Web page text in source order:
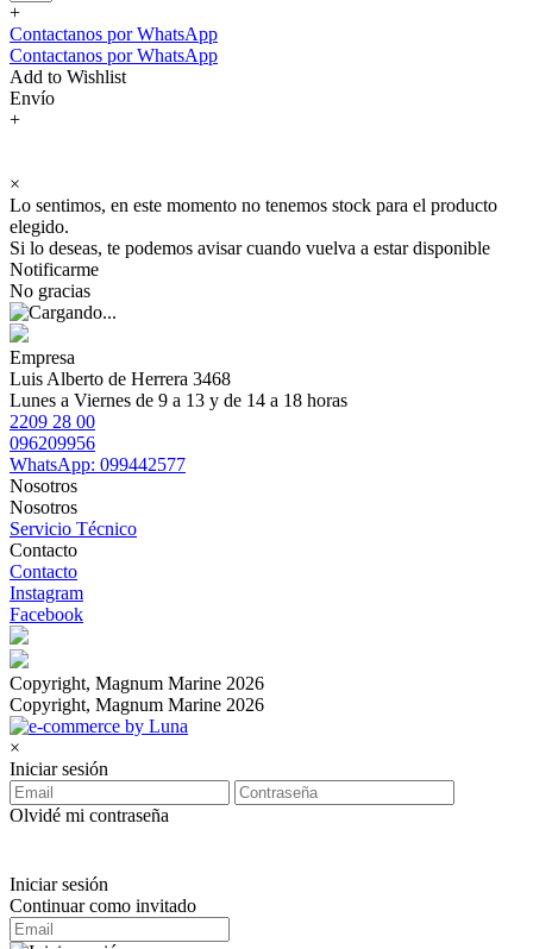
+
Contactanos por WhatsApp
Contactanos por WhatsApp
Add to Wishlist
Envío
+
×
Lo sentimos, en este momento no tenemos stock para el producto
elegido.
Si lo deseas, te podemos avisar cuando vuelva a estar disponible
Notificarme
No gracias
Empresa
Luis Alberto de Herrera 3468
Lunes a Viernes de 9 a 13 y de 14 a 18 horas
2209 28 00
096209956
WhatsApp: 099442577
Nosotros
Nosotros
Servicio Técnico
Contacto
Contacto
Instagram
Facebook
Copyright, Magnum Marine 2026
Copyright, Magnum Marine 2026
×
Iniciar sesión
Olvidé mi contraseña
Iniciar sesión
Continuar como invitado